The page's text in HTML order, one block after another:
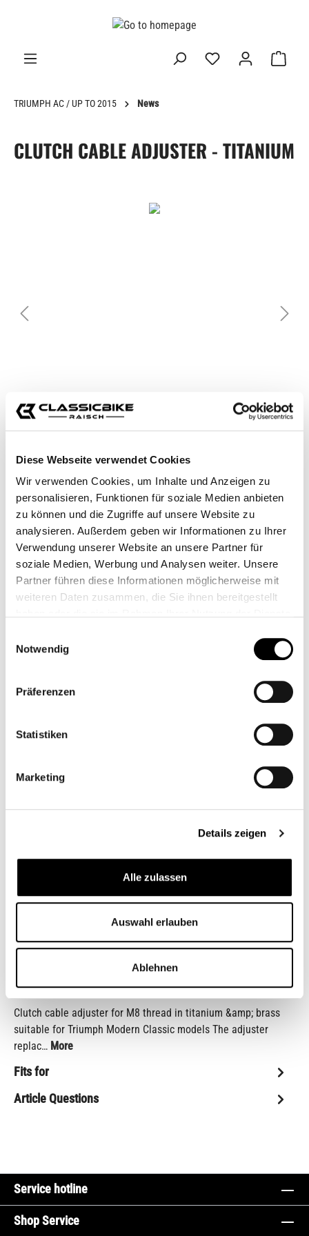
Diese Webseite verwendet Cookies
Wir verwenden Cookies, um Inhalte und Anzeigen zu
personalisieren, Funktionen für soziale Medien anbieten
zu können und die Zugriffe auf unsere Website zu
analysieren. Außerdem geben wir Informationen zu Ihrer
Verwendung unserer Website an unsere Partner für
soziale Medien, Werbung und Analysen weiter. Unsere
Partner führen diese Informationen möglicherweise mit
weiteren Daten zusammen, die Sie ihnen bereitgestellt
Notwendig
Präferenzen
Statistiken
Marketing
Details zeigen
Alle zulassen
Auswahl erlauben
Ablehnen
TRIUMPH AC / UP TO 2015 News
CLUTCH CABLE ADJUSTER - TITANIUM
Prices incl. VAT plus shipping costs
Select
Colour
Add to wishlist
SHN001
Shop-number:
CB12931
Description
Clutch cable adjuster for M8 thread in titanium &amp; brass
suitable for Triumph Modern Classic models The adjuster
replac… More
Fits for
Article Questions
Service hotline
Shop Service